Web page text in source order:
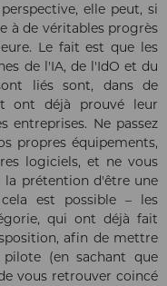
elle peut, si
à de véritables progrès
Le fait est que les
de l'IA, de l'IdO et du
liés sont, dans de
ont déjà prouvé leur
entreprises. Ne passez
propres équipements,
logiciels, et ne vous
la prétention d'être une
est possible – les
qui ont déjà fait
afin de mettre
(en sachant que
vous retrouver coincé